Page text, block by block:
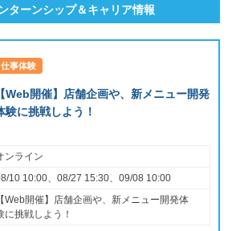
ターンシップ＆キャリア情報
仕事体験
【Web開催】店舗企画や、新メニュー開発
験に挑戦しよう！
ンライン
10 10:00、08/27 15:30、09/08 10:00
【Web開催】店舗企画や、新メニュー開発体
に挑戦しよう！